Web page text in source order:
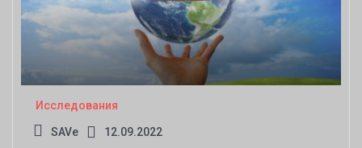
Исследования
SAVe 12.09.2022